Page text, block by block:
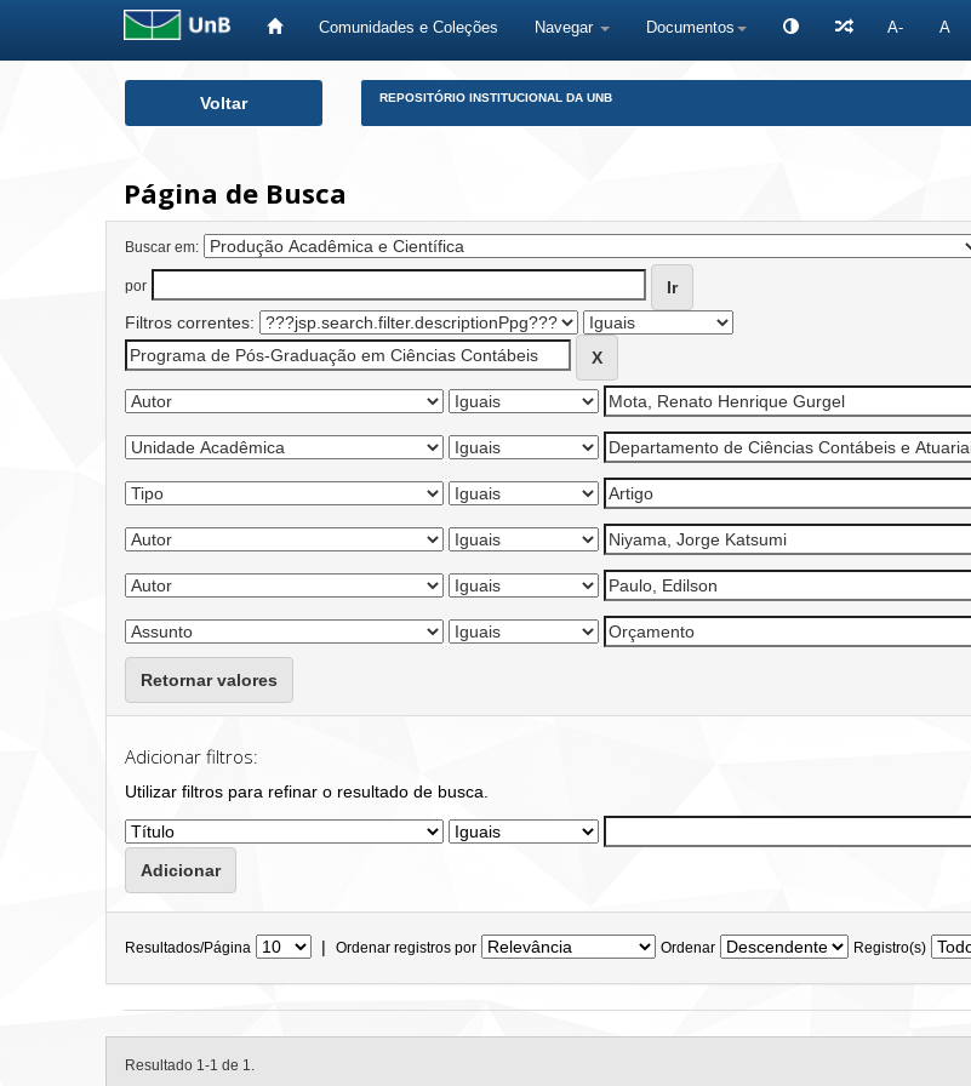
Comunidades e Coleções Navegar Documentos A- A
Voltar REPOSITÓRIO INSTITUCIONAL DA UNB
Página de Busca
Buscar em:
por
Filtros correntes:
Retornar valores
Adicionar filtros:
Utilizar filtros para refinar o resultado de busca.
Resultados/Página | Ordenar registros por Ordenar Registro(s)
Resultado 1-1 de 1.